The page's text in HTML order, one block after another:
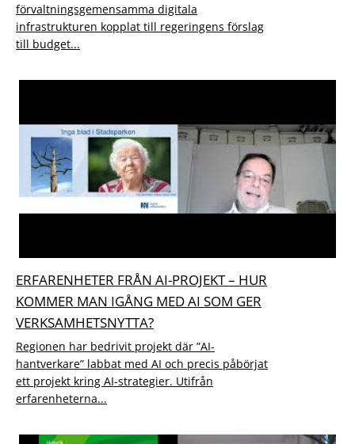
förvaltningsgemensamma digitala
infrastrukturen kopplat till regeringens förslag
till budget...
ERFARENHETER FRÅN AI-PROJEKT – HUR
KOMMER MAN IGÅNG MED AI SOM GER
VERKSAMHETSNYTTA?
Regionen har bedrivit projekt där ”AI-
hantverkare” labbat med AI och precis påbörjat
ett projekt kring AI-strategier. Utifrån
erfarenheterna...